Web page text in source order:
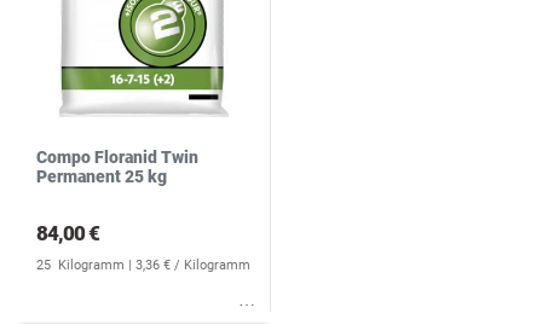
Compo Floranid Twin
Permanent 25 kg
84,00 €
25 Kilogramm | 3,36 € / Kilogramm